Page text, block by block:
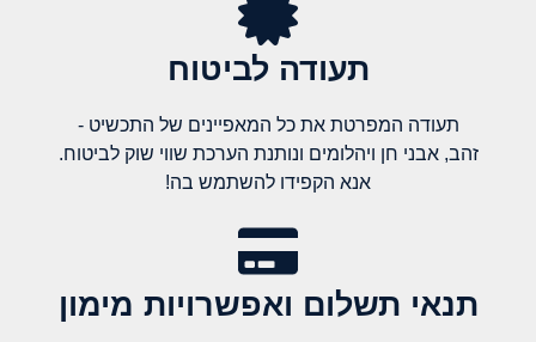
תעודה לביטוח
תעודה המפרטת את כל המאפיינים של התכשיט -
זהב, אבני חן ויהלומים ונותנת הערכת שווי שוק לביטוח.
אנא הקפידו להשתמש בה!
תנאי תשלום ואפשרויות מימון